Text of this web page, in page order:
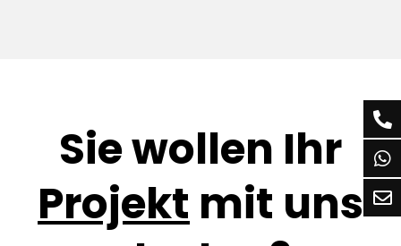
Sie wollen Ihr
Projekt mit uns